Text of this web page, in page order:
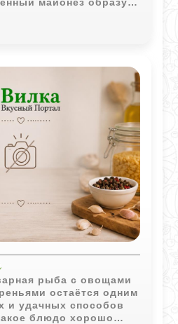
корочку.
рыба с овощами
остаётся одним
и удачных способов
блюдо хорошо